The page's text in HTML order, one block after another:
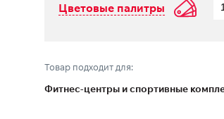
Цветовые палитры
Товар подходит для:
Фитнес-центры и спортивные